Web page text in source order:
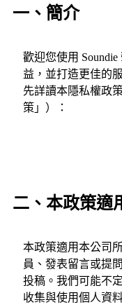
一、簡介
歡迎您使用
益，並打造更佳的
先詳讀本隱私權政
策」）：
二、本政策適
本政策適用本公司
員、發表留言或提
投稿。我們可能不
收集與使用個人資